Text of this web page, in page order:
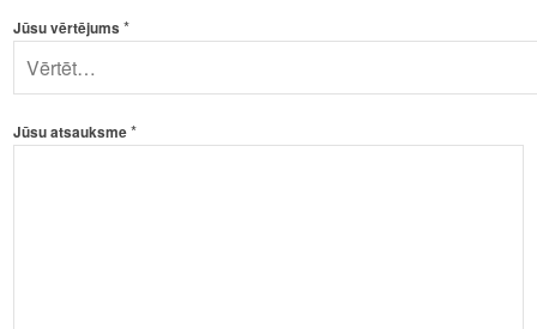
Jūsu vērtējums*
Jūsu atsauksme*